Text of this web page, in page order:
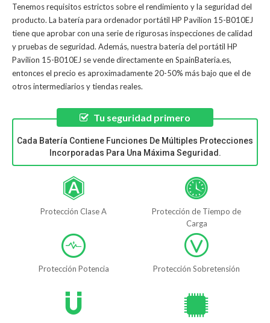
Tenemos requisitos estrictos sobre el rendimiento y la seguridad del
producto. La batería para ordenador portátil HP Pavilion 15-B010EJ
tiene que aprobar con una serie de rigurosas inspecciones de calidad
y pruebas de seguridad. Además, nuestra batería del portátil HP
Pavilion 15-B010EJ se vende directamente en SpainBateria.es,
entonces el precio es aproximadamente 20-50% más bajo que el de
otros intermediarios y tiendas reales.
Tu seguridad primero
Cada Batería Contiene Funciones De Múltiples Protecciones
Incorporadas Para Una Máxima Seguridad.
Protección Clase A
Protección de Tiempo de
Carga
Protección Potencia Protección Sobretensión